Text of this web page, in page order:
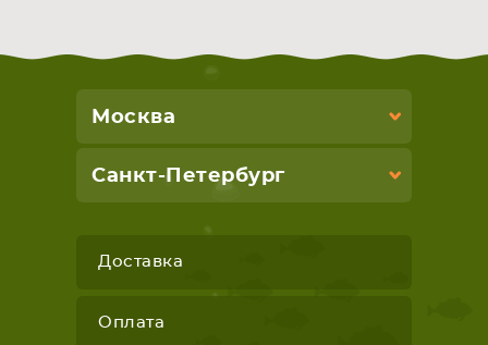
Москва
Санкт-Петербург
Доставка
Оплата